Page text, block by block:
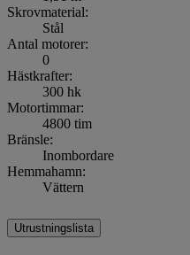
Skrovmaterial:
Stål
Antal motorer:
0
Hästkrafter:
300 hk
Motortimmar:
4800 tim
Bränsle:
Inombordare
Hemmahamn:
Vättern
Utrustningslista